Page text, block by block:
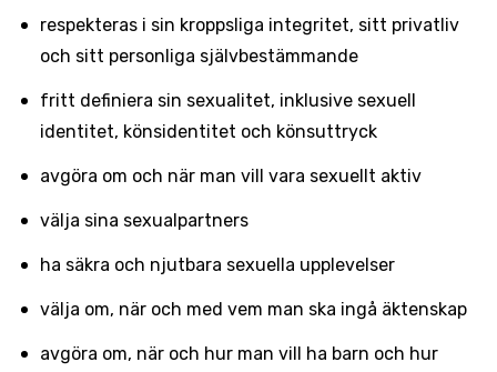
respekteras i sin kroppsliga integritet, sitt privatliv
och sitt personliga självbestämmande
fritt definiera sin sexualitet, inklusive sexuell
identitet, könsidentitet och könsuttryck
avgöra om och när man vill vara sexuellt aktiv
välja sina sexualpartners
ha säkra och njutbara sexuella upplevelser
välja om, när och med vem man ska ingå äktenskap
avgöra om, när och hur man vill ha barn och hur